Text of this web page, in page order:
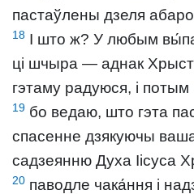
пастаўлены дзеля
18 І што ж? У любым
ці шчыра — аднак
гэтаму радуюся, і
19 бо ведаю, што гэта
спасенне дзякуючы
садзеянню Духа Іісуса
20 паводле чака́ння і